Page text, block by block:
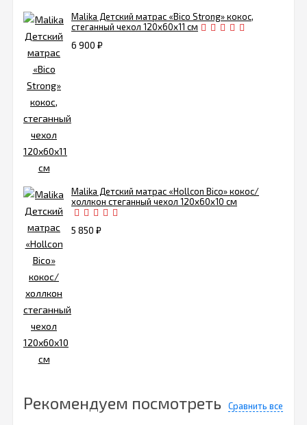
Malika Детский матрас «Bico Strong» кокос,
стеганный чехол 120х60х11 см
6 900 ₽
Malika Детский матрас «Hollcon Bico» кокос/
холлкон стеганный чехол 120х60х10 см
5 850 ₽
Рекомендуем посмотреть Сравнить все